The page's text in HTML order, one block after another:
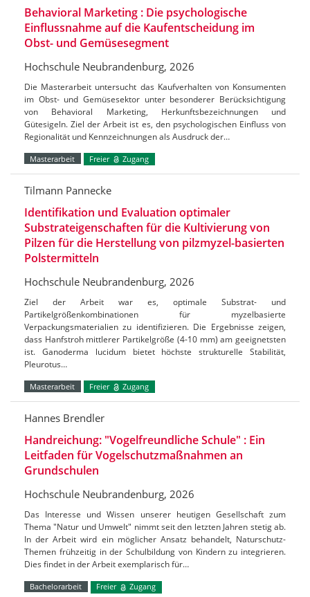
Behavioral Marketing : Die psychologische
Einflussnahme auf die Kaufentscheidung im
Obst- und Gemüsesegment
Hochschule Neubrandenburg, 2026
Die Masterarbeit untersucht das Kaufverhalten von Konsumenten
im Obst- und Gemüsesektor unter besonderer Berücksichtigung
von Behavioral Marketing, Herkunftsbezeichnungen und
Gütesigeln. Ziel der Arbeit ist es, den psychologischen Einfluss von
Regionalität und Kennzeichnungen als Ausdruck der…
Masterarbeit Freier Zugang
Tilmann Pannecke
Identifikation und Evaluation optimaler
Substrateigenschaften für die Kultivierung von
Pilzen für die Herstellung von pilzmyzel-basierten
Polstermitteln
Hochschule Neubrandenburg, 2026
Ziel der Arbeit war es, optimale Substrat- und
Partikelgrößenkombinationen für myzelbasierte
Verpackungsmaterialien zu identifizieren. Die Ergebnisse zeigen,
dass Hanfstroh mittlerer Partikelgröße (4-10 mm) am geeignetsten
ist. Ganoderma lucidum bietet höchste strukturelle Stabilität,
Pleurotus…
Masterarbeit Freier Zugang
Hannes Brendler
Handreichung: "Vogelfreundliche Schule" : Ein
Leitfaden für Vogelschutzmaßnahmen an
Grundschulen
Hochschule Neubrandenburg, 2026
Das Interesse und Wissen unserer heutigen Gesellschaft zum
Thema "Natur und Umwelt" nimmt seit den letzten Jahren stetig ab.
In der Arbeit wird ein möglicher Ansatz behandelt, Naturschutz-
Themen frühzeitig in der Schulbildung von Kindern zu integrieren.
Dies findet in der Arbeit exemplarisch für…
Bachelorarbeit Freier Zugang